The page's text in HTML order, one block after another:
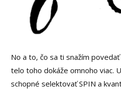
No a to, čo sa ti snažím
telo toho dokáže omnoho viac.
schopné selektovať SPIN a